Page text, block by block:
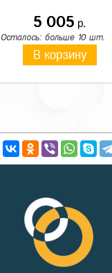
5 005 р.
Осталось: больше 10 шт.
В корзину